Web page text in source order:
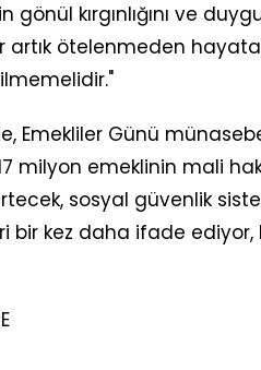
gönül kırgınlığını ve
artık ötelenmeden
Emekliler Günü
milyon emeklinin mali
sosyal güvenlik
bir kez daha ifade